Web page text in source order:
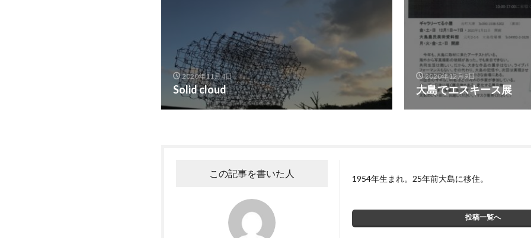
2020年11月4日
Solid cloud
2020年12月9日
大島でエスキース展
この記事を書いた人 1954年生まれ。25年前大島に移住。
投稿一覧へ